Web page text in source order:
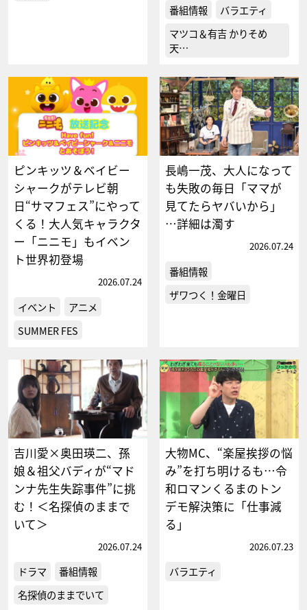
番組情報
バラエティ
マツコ＆有吉 かりそめ
天…
ピンキッツ＆ベイビー
シャークがテレビ朝
日“サマフェス”にやって
くる！大人気キャラクタ
ー「ニニモ」もイベン
ト世界初登場
2026.07.24
イベント
アニメ
SUMMER FES
長嶋一茂、大人になって
も失敗の毎日「ママが
見てたらヤバいから」
…詳細は濁す
2026.07.24
番組情報
ザワつく！金曜日
吉川愛×奥田瑛二、孫
娘＆祖父バディが“マド
ンナ先生失踪事件”に挑
む！＜名探偵のままで
いて＞
2026.07.24
ドラマ
番組情報
名探偵のままでいて
大物MC、“楽屋挨拶の悩
み”を打ち明けるも…令
和ロマンくるまのトン
デモ解決策に「仕事減
る」
2026.07.23
バラエティ